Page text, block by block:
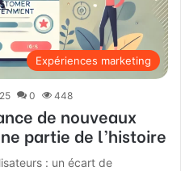
Expériences marketing
0 448
de nouveaux
partie de l’histoire
: un écart de